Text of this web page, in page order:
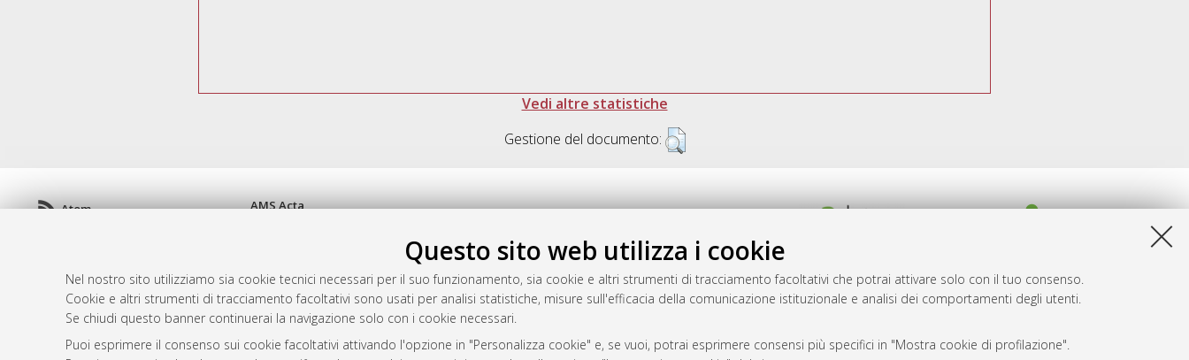
Questo sito web utilizza i cookie
Nel nostro sito utilizziamo sia cookie tecnici necessari per il suo funzionamento, sia cookie e altri strumenti di tracciamento facoltativi che potrai attivare solo con il tuo consenso.
Cookie e altri strumenti di tracciamento facoltativi sono usati per analisi statistiche, misure sull'efficacia della comunicazione istituzionale e analisi dei comportamenti degli utenti.
Se chiudi questo banner continuerai la navigazione solo con i cookie necessari.
Puoi esprimere il consenso sui cookie facoltativi attivando l'opzione in "Personalizza cookie" e, se vuoi, potrai esprimere consensi più specifici in "Mostra cookie di profilazione".
Vedi altre statistiche
Gestione del documento:
Atom
AMS Acta
doi.org/10.17616/R3P19R
Servizio implementato e gestito da
AlmaDL
Impostazioni Cookie
Informativa sulla privacy
Condizioni d'uso del sito